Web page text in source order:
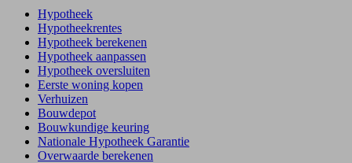
Hypotheek
Hypotheekrentes
Hypotheek berekenen
Hypotheek aanpassen
Hypotheek oversluiten
Eerste woning kopen
Verhuizen
Bouwdepot
Bouwkundige keuring
Nationale Hypotheek Garantie
Overwaarde berekenen